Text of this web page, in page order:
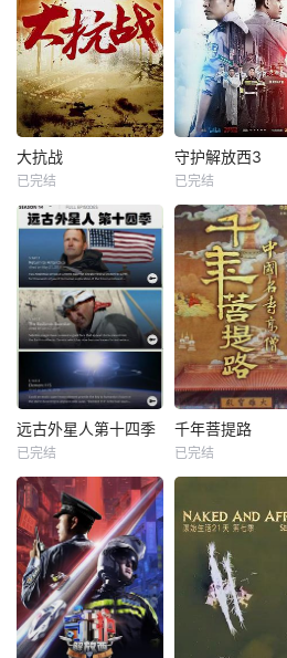
大抗战
已完结
守护解放西3
已完结
远古外星人第十四季
已完结
千年菩提路
已完结